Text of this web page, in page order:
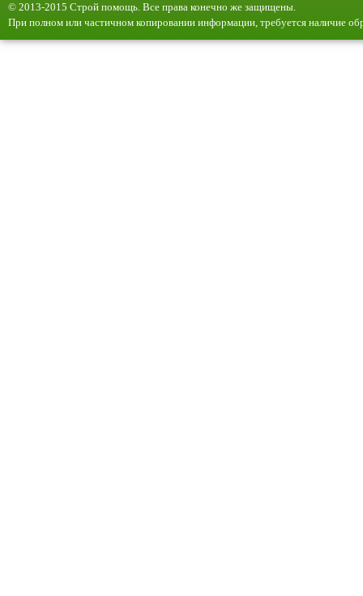
© 2013-2015 Строй помощь. Все права конечно же защищены.
При полном или частичном копировании информации, требуется наличие